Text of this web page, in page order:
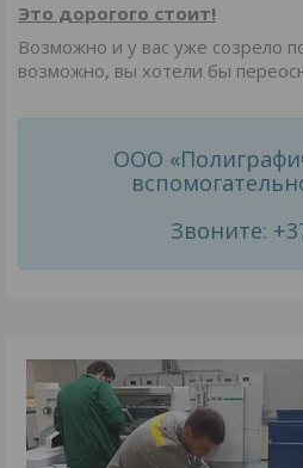
Это дорогого стоит!
Возможно и у вас уже созрело
возможно, вы хотели бы
ООО
Звоните: